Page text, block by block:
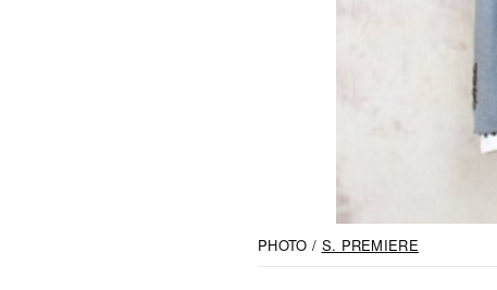
PHOTO / S. PREMIERE